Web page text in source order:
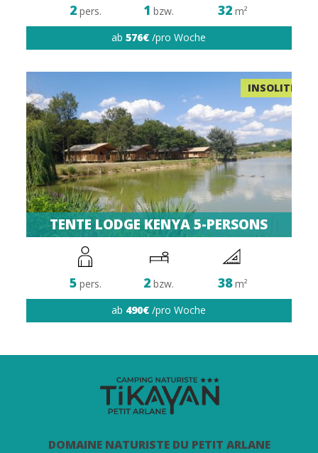
2pers. 1 bzw. 32m²
ab576€ /pro Woche
INSOLITE
TENTE LODGE KENYA 5-PERSONS
5pers. 2 bzw. 38m²
ab 490€ /pro Woche
DOMAINE NATURISTE DU PETIT ARLANE